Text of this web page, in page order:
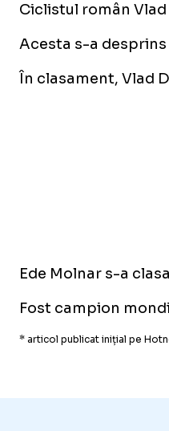
Ciclistul român
Acesta s-a desprins
În clasament, Vlad
Ede Molnar s-a
Fost campion
* articol publicat inițial pe